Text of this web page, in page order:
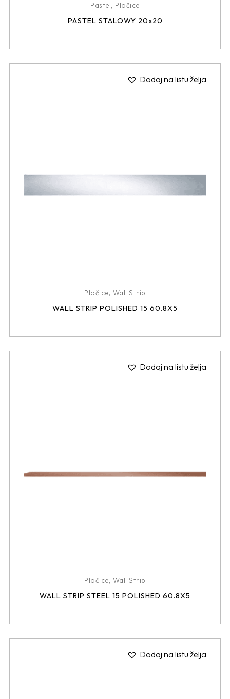
Pastel, Pločice
PASTEL STALOWY 20x20
Dodaj na listu želja
Pločice, Wall Strip
WALL STRIP POLISHED 15 60.8X5
Dodaj na listu želja
Pločice, Wall Strip
WALL STRIP STEEL 15 POLISHED 60.8X5
Dodaj na listu želja